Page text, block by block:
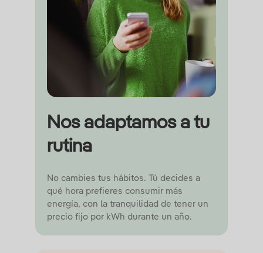
Nos adaptamos a tu
rutina
No cambies tus hábitos. Tú decides a
qué hora prefieres consumir más
energía, con la tranquilidad de tener un
precio fijo por kWh durante un año.